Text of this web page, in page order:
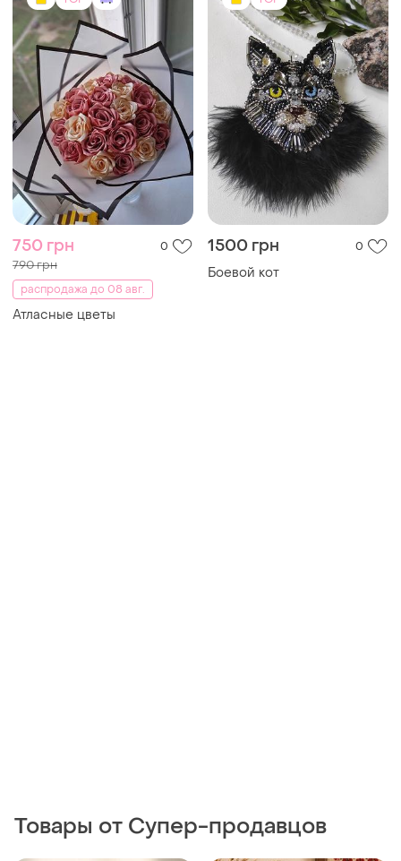
750 грн 0
790 грн
распродажа до 08 авг.
Атласные цветы
1500 грн 0
Боевой кот
Товары от Супер-продавцов